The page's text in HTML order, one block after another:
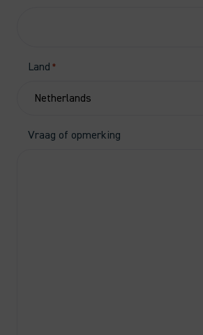
Land *
Vraag of opmerking